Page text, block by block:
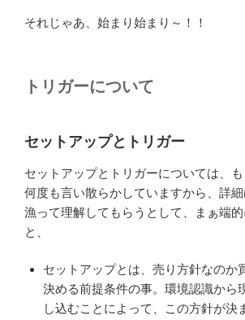
それじゃあ、始まり始まり～！！
トリガーについて
セットアップとトリガー
セットアップとトリガーについては、
何度も言い散らかしていますから、詳細
漁って理解してもらうとして、まぁ端
と、
セットアップとは、売り方針なのか
決める前提条件の事。環境認識から
し込むことによって、この方針が決